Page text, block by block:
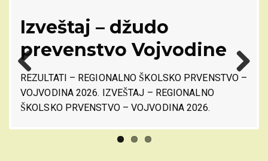
Izveštaj – džudo
prevenstvo Vojvodine
REZULTATI – REGIONALNO ŠKOLSKO PRVENSTVO –
VOJVODINA 2026. IZVEŠTAJ – REGIONALNO
ŠKOLSKO PRVENSTVO – VOJVODINA 2026.
Previ
ous
Next